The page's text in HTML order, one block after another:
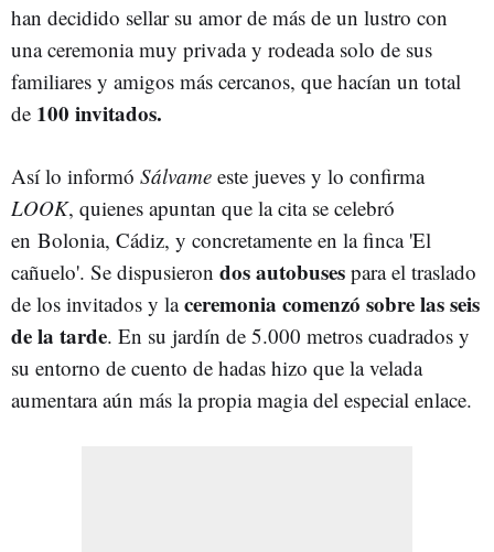
han decidido sellar su amor de más de un lustro con
una ceremonia muy privada y rodeada solo de sus
familiares y amigos más cercanos, que hacían un total
de 100 invitados.
Así lo informó Sálvame este jueves y lo confirma
LOOK, quienes apuntan que la cita se celebró
en Bolonia, Cádiz, y concretamente en la finca 'El
cañuelo'. Se dispusieron dos autobuses para el traslado
de los invitados y laceremonia comenzó sobre las seis
de la tarde. En su jardín de 5.000 metros cuadrados y
su entorno de cuento de hadas hizo que la velada
aumentara aún más la propia magia del especial enlace.